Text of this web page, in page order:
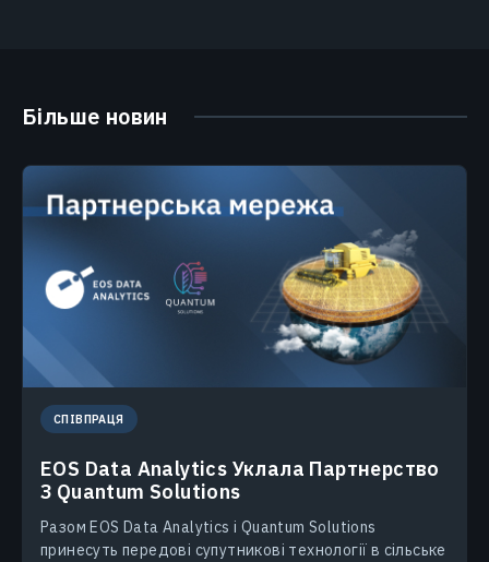
Більше новин
СПІВПРАЦЯ
EOS Data Analytics Уклала Партнерство
З Quantum Solutions
Разом EOS Data Analytics і Quantum Solutions
принесуть передові супутникові технології в сільське